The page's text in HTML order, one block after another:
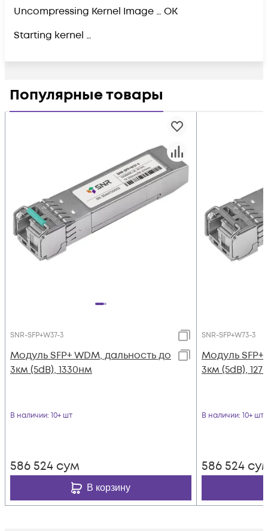
Uncompressing Kernel Image … OK
Starting kernel …
Популярные товары
SNR-SFP+W37-3
Модуль SFP+ WDM, дальность до
3км (5dB), 1330нм
В наличии: 10+ шт
586 524 сум
В корзину
SNR-SFP+W73-3
Модуль SFP+
3км (5dB),
В наличии: 10+ шт
586 524